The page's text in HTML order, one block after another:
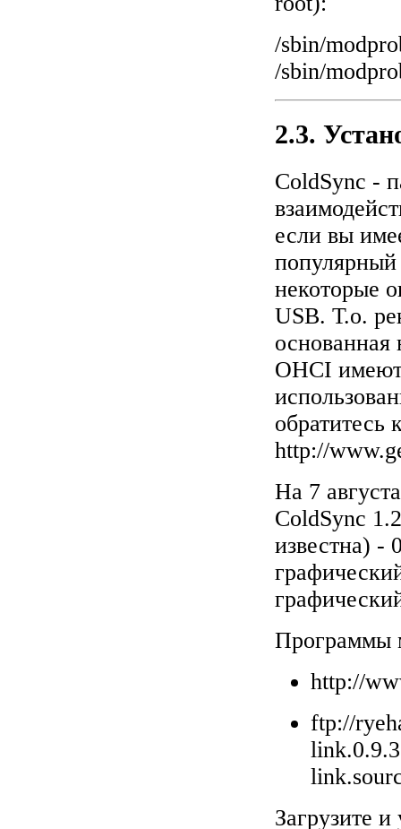
/sbin/
/sbin/
2.3.
ColdSync -
если вы
некоторые
USB. Т.о.
основанная
OHCI
обратитесь
http://
На 7
ColdSync
известна) -
Программы
http://
ftp://
Загрузите